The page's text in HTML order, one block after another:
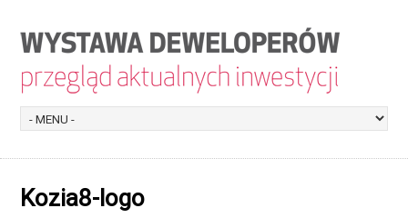
Kozia8-logo